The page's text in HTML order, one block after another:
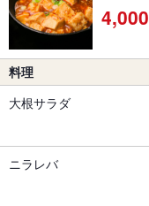
4,000
料理
大根サラダ
ニラレバ